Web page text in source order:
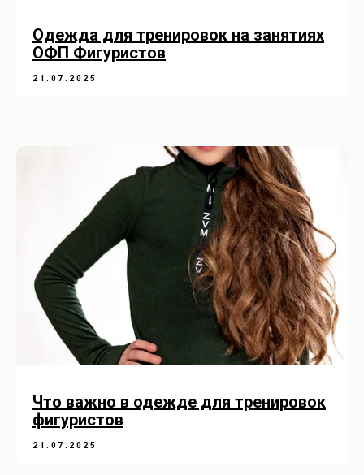
Одежда для тренировок на занятиях
ОФП Фигуристов
21.07.2025
Что важно в одежде для тренировок
фигуристов
21.07.2025